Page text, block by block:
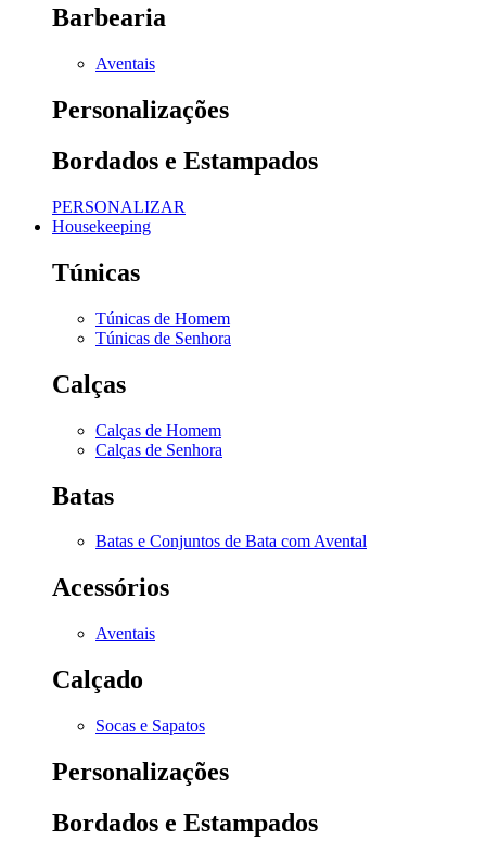
Barbearia
Aventais
Personalizações
Bordados e Estampados
PERSONALIZAR
Housekeeping
Túnicas
Túnicas de Homem
Túnicas de Senhora
Calças
Calças de Homem
Calças de Senhora
Batas
Batas e Conjuntos de Bata com Avental
Acessórios
Aventais
Calçado
Socas e Sapatos
Personalizações
Bordados e Estampados